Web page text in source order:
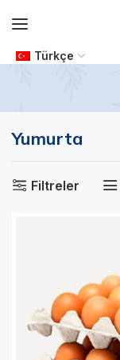
Türkçe
Yumurta
Filtreler